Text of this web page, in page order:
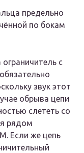
предельно
по бокам
с
звук этот
обрыва цепи
слететь со
рядом
Если же цепь